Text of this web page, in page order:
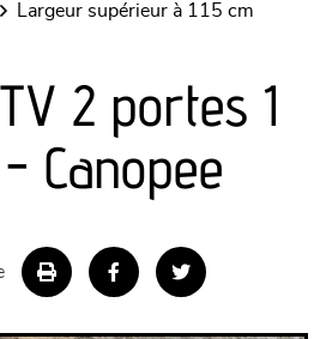
largeur supérieur à 115 cm
2 portes 1
Canopee